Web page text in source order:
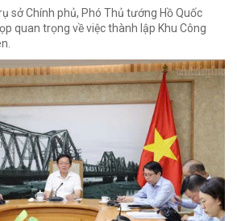
sở Chính phủ, Phó Thủ tướng Hồ Quốc
quan trọng về việc thành lập Khu Công